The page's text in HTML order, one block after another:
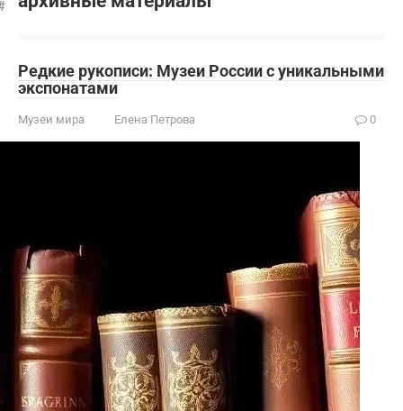
Редкие рукописи: Музеи России с уникальными
экспонатами
Музеи мира Елена Петрова 0